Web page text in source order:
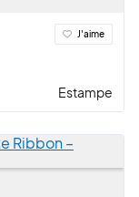
J'aime
Estampe